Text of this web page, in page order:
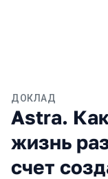
ДОКЛАД
Astra.
жизнь
счет